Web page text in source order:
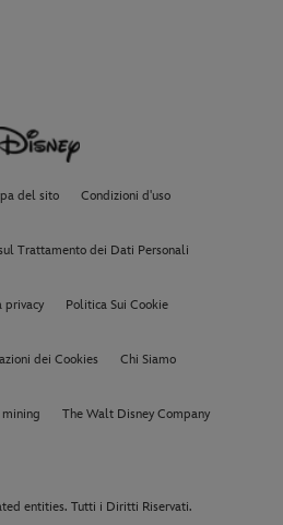
del sito Condizioni d'uso
Trattamento dei Dati Personali
privacy Politica Sui Cookie
dei Cookies Chi Siamo
The Walt Disney Company
entities. Tutti i Diritti Riservati.